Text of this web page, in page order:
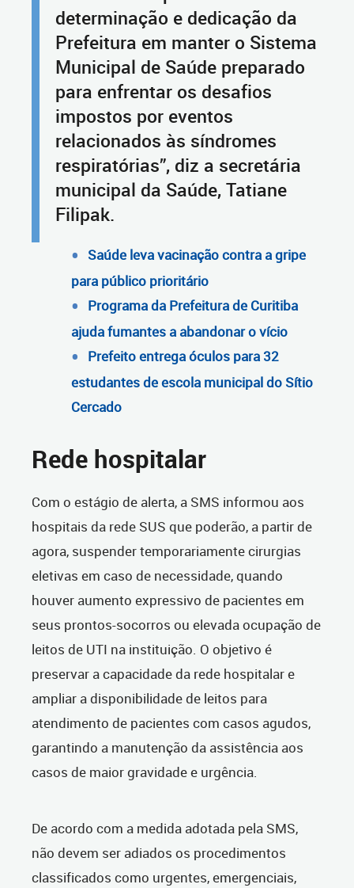
determinação e dedicação da
Prefeitura em manter o Sistema
Municipal de Saúde preparado
para enfrentar os desafios
impostos por eventos
relacionados às síndromes
respiratórias”, diz a secretária
municipal da Saúde, Tatiane
Filipak.
Saúde leva vacinação contra a gripe
para público prioritário
Programa da Prefeitura de Curitiba
ajuda fumantes a abandonar o vício
Prefeito entrega óculos para 32
estudantes de escola municipal do Sítio
Cercado
Rede hospitalar
Com o estágio de alerta, a SMS informou aos
hospitais da rede SUS que poderão, a partir de
agora, suspender temporariamente cirurgias
eletivas em caso de necessidade, quando
houver aumento expressivo de pacientes em
seus prontos-socorros ou elevada ocupação de
leitos de UTI na instituição. O objetivo é
preservar a capacidade da rede hospitalar e
ampliar a disponibilidade de leitos para
atendimento de pacientes com casos agudos,
garantindo a manutenção da assistência aos
casos de maior gravidade e urgência.
De acordo com a medida adotada pela SMS,
não devem ser adiados os procedimentos
classificados como urgentes, emergenciais,